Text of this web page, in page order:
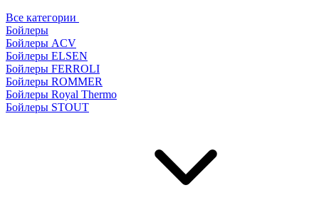
Все категории
Бойлеры
Бойлеры ACV
Бойлеры ELSEN
Бойлеры FERROLI
Бойлеры ROMMER
Бойлеры Royal Thermo
Бойлеры STOUT